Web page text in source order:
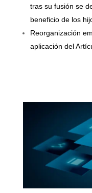
tras su fusión se
beneficio de los
Reorganización
aplicación del